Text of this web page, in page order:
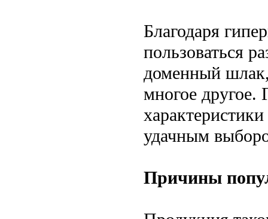
Благодаря
пользоваться
доменный
многое другое.
удачным
Причины